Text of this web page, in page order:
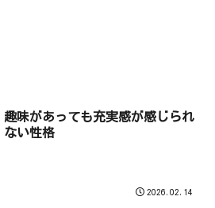
趣味があっても充実感が感じられ
ない性格
2026.02.14